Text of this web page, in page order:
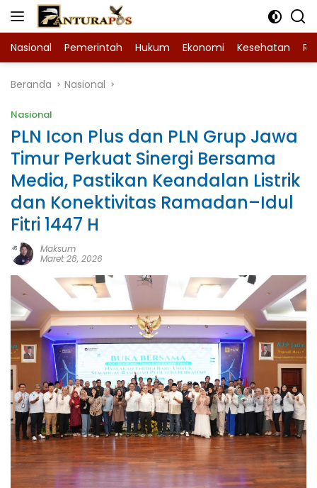
Langsung
Nasional Pemerintah Hukum Ekonomi Kesehatan
Beranda Nasional
Nasional
PLN Icon Plus dan PLN Grup Jawa
Timur Perkuat Sinergi Bersama
Media, Pastikan Keandalan Listrik
dan Konektivitas Ramadan–Idul
Fitri 1447 H
Maksum
Maret 28, 2026